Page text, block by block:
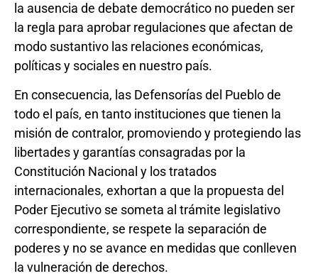
la ausencia de debate democrático no pueden ser
la regla para aprobar regulaciones que afectan de
modo sustantivo las relaciones económicas,
políticas y sociales en nuestro país.
En consecuencia, las Defensorías del Pueblo de
todo el país, en tanto instituciones que tienen la
misión de contralor, promoviendo y protegiendo las
libertades y garantías consagradas por la
Constitución Nacional y los tratados
internacionales, exhortan a que la propuesta del
Poder Ejecutivo se someta al trámite legislativo
correspondiente, se respete la separación de
poderes y no se avance en medidas que conlleven
la vulneración de derechos.